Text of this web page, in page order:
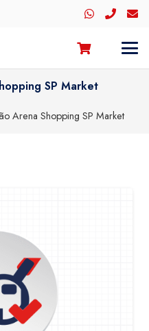
SP Market
Arena Shopping SP Market